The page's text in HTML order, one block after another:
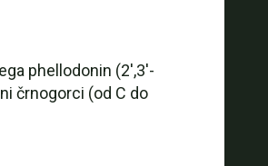
phellodonin (2',3'-
črnogorci (od C do